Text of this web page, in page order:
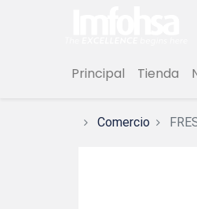
Principal Tienda
Comercio